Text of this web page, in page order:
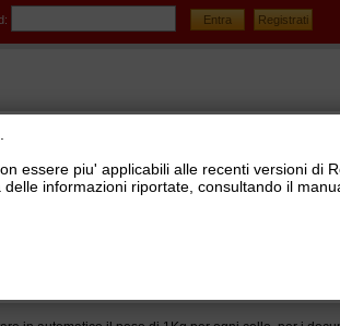
Pro, plugins e piattaforma ecommerce>Aggiornamenti Ready
essere piu' applicabili alle recenti versioni di
informazioni riportate, consultando il